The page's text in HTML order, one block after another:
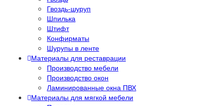
Гвоздь-шуруп
Шпилька
Штифт
Конфирматы
Шурупы в ленте
Материалы для реставрации
Производство мебели
Производство окон
Ламинированные окна ПВХ
Материалы для мягкой мебели